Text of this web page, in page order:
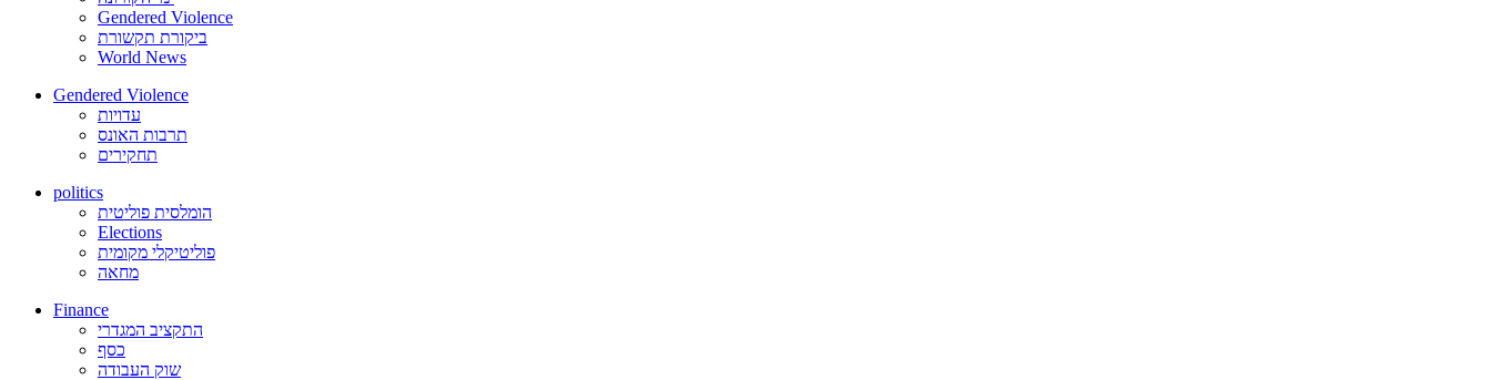
Gendered Violence
ביקורת תקשורת
World News
Gendered Violence
עדויות
תרבות האונס
תחקירים
politics
הומלסית פוליטית
Elections
פוליטיקלי מקומית
מחאה
Finance
התקציב המגדרי
כסף
שוק העבודה